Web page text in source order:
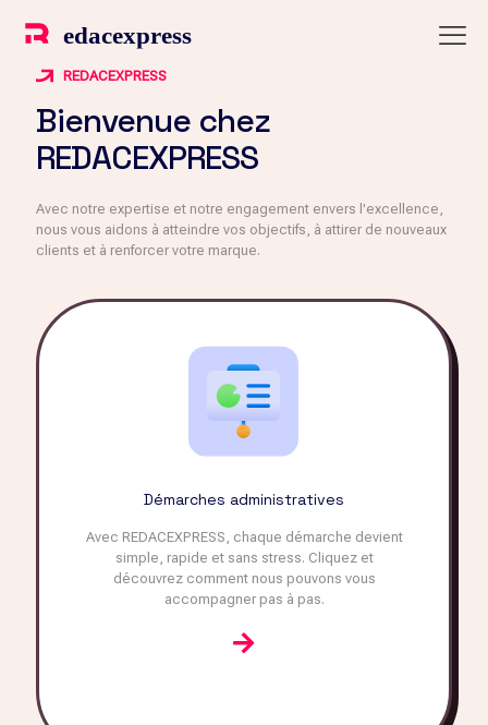
REDACEXPRESS
Bienvenue chez
REDACEXPRESS
Avec notre expertise et notre engagement envers l'excellence,
nous vous aidons à atteindre vos objectifs, à attirer de nouveaux
clients et à renforcer votre marque.
Démarches administratives
Avec REDACEXPRESS, chaque démarche devient
simple, rapide et sans stress. Cliquez et
découvrez comment nous pouvons vous
accompagner pas à pas.